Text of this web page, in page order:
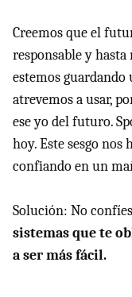
Creemos que el
responsable y hasta
estemos guardando
atrevemos a usar,
ese yo del futuro.
hoy. Este sesgo
confiando en un
Solución: No
sistemas que te
a ser más fácil.